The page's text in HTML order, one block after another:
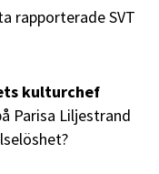
rapporterade SVT
kulturchef
Parisa Liljestrand